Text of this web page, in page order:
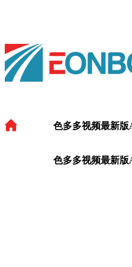
色多多视频最新版
色多多视频最新版